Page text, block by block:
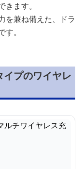
ます。
を兼ね備えた、ドラ
。
プのワイヤレ